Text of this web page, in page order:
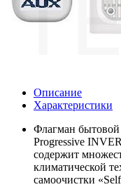
Описание
Характеристики
Флагман
Progressive
содержит
климатической
самоочистки